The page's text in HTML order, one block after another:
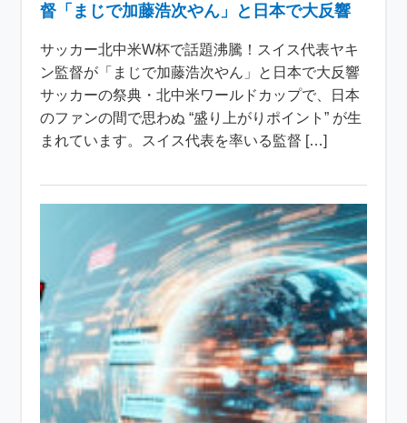
督「まじで加藤浩次やん」と日本で大反響
サッカー北中米W杯で話題沸騰！スイス代表ヤキ
ン監督が「まじで加藤浩次やん」と日本で大反響
サッカーの祭典・北中米ワールドカップで、日本
のファンの間で思わぬ “盛り上がりポイント” が生
まれています。スイス代表を率いる監督 […]